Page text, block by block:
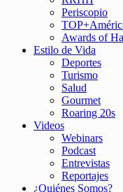
Periscopio
Awards of
Estilo de Vida
Deportes
Turismo
Salud
Gourmet
Roaring 20s
Videos
Webinars
Podcast
Entrevistas
Reportajes
¿Quiénes Somos?